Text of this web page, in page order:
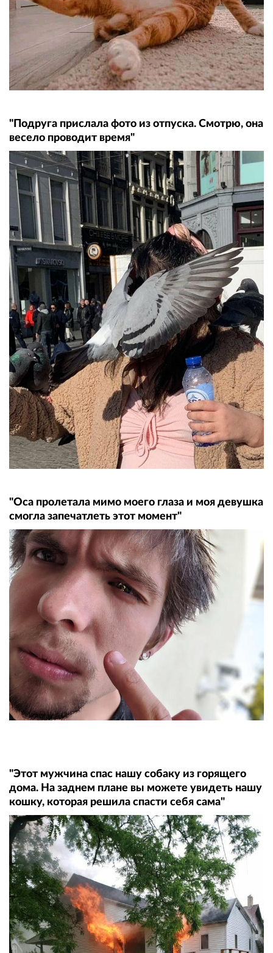
"Подруга прислала фото из отпуска. Смотрю, она
весело проводит время"
"Оса пролетала мимо моего глаза и моя девушка
смогла запечатлеть этот момент"
"Этот мужчина спас нашу собаку из горящего
дома. На заднем плане вы можете увидеть нашу
кошку, которая решила спасти себя сама"